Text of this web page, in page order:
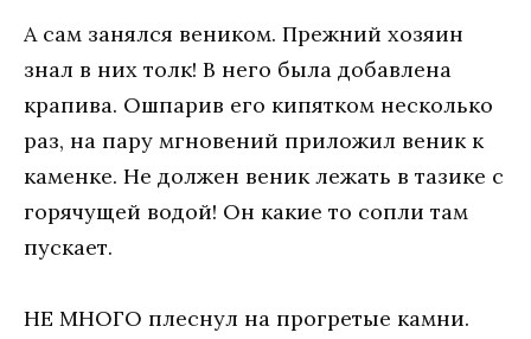
А сам занялся веником. Прежний хозяин
знал в них толк! В него была добавлена
крапива. Ошпарив его кипятком несколько
раз, на пару мгновений приложил веник к
каменке. Не должен веник лежать в тазике с
горячущей водой! Он какие то сопли там
пускает.
НЕ МНОГО плеснул на прогретые камни.